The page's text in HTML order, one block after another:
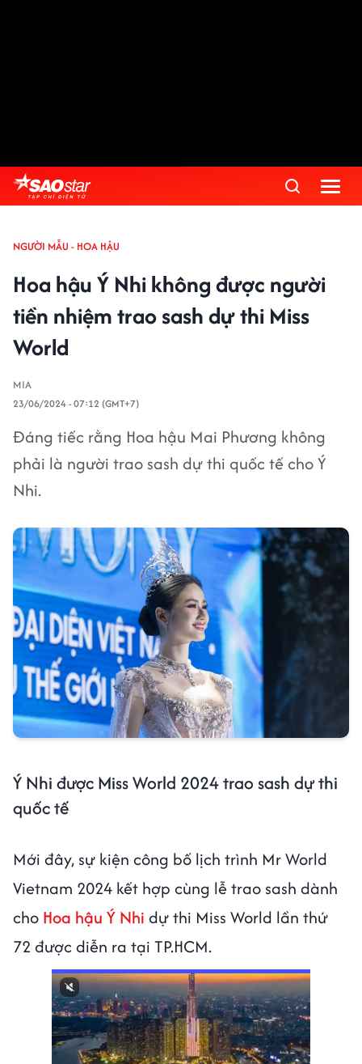
NGƯỜI MẪU - HOA HẬU
Hoa hậu Ý Nhi không được người
tiền nhiệm trao sash dự thi Miss
World
MIA
23/06/2024 - 07:12 (GMT+7)
Đáng tiếc rằng Hoa hậu Mai Phương không
phải là người trao sash dự thi quốc tế cho Ý
Nhi.
Ý Nhi được Miss World 2024 trao sash dự thi
quốc tế
Mới đây, sự kiện công bố lịch trình Mr World
Vietnam 2024 kết hợp cùng lễ trao sash dành
cho Hoa hậu Ý Nhi dự thi Miss World lần thứ
72 được diễn ra tại TP.HCM.